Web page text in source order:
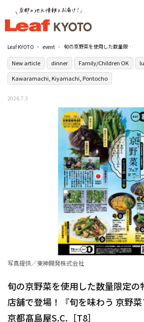
Leaf KYOTO event 旬の京野菜を使用した数量限定の特別メニューが15店舗で登場！『旬を味わう 京野菜フェア』開催中／京都髙島屋S.C.［T8］
New article dinner Family/Children OK
Kawaramachi, Kiyamachi, Pontocho
2026.7.3
写真提供／東神開発株式会社
旬の京野菜を使用した数量限定の
店舗で登場！『旬を味わう 京野
京都髙島屋S.C.［T8］